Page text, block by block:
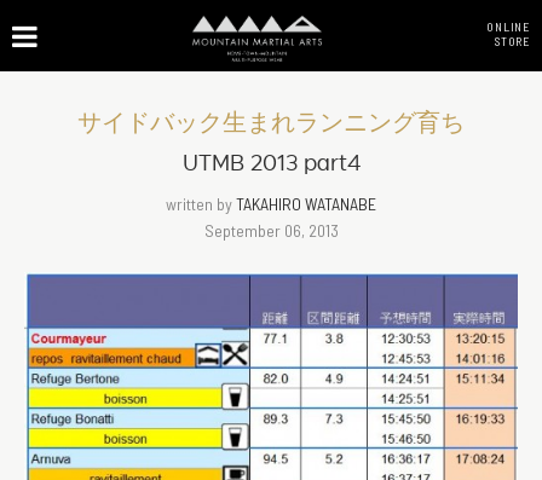
ONLINE
STORE
サイドバック生まれランニング育ち
UTMB 2013 part4
written byTAKAHIRO WATANABE
September 06, 2013